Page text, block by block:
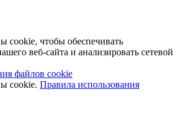
cookie, чтобы обеспечивать
веб-сайта и анализировать сетевой
файлов cookie
cookie. Правила использования